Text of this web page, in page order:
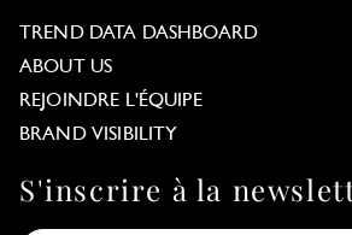
TREND DATA DASHBOARD
ABOUT US
REJOINDRE L'ÉQUIPE
BRAND VISIBILITY
S'inscrire à la